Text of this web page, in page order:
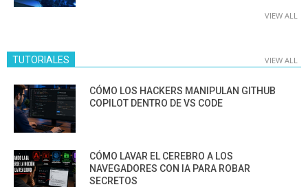
VIEW ALL
TUTORIALES VIEW ALL
CÓMO LOS HACKERS MANIPULAN GITHUB
COPILOT DENTRO DE VS CODE
CÓMO LAVAR EL CEREBRO A LOS
NAVEGADORES CON IA PARA ROBAR
SECRETOS